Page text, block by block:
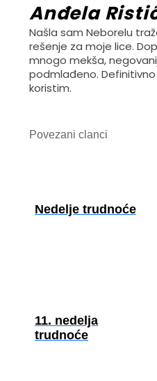
Anđela
Našla sam Neborelu
rešenje za moje lice.
mnogo mekša,
podmlađeno.
koristim.
Povezani clanci
Nedelje trudnoće
11. nedelja
trudnoće